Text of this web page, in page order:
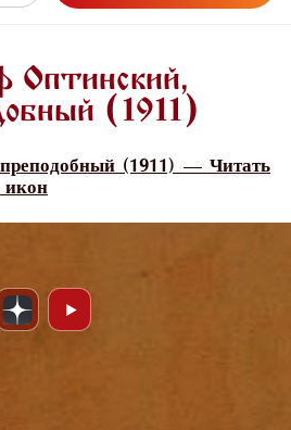
Оптинский,
(1911)
(1911) — Читать
икон